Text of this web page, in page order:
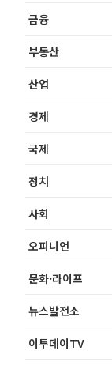
금융
부동산
산업
경제
국제
정치
사회
오피니언
문화·라이프
뉴스발전소
이투데이TV